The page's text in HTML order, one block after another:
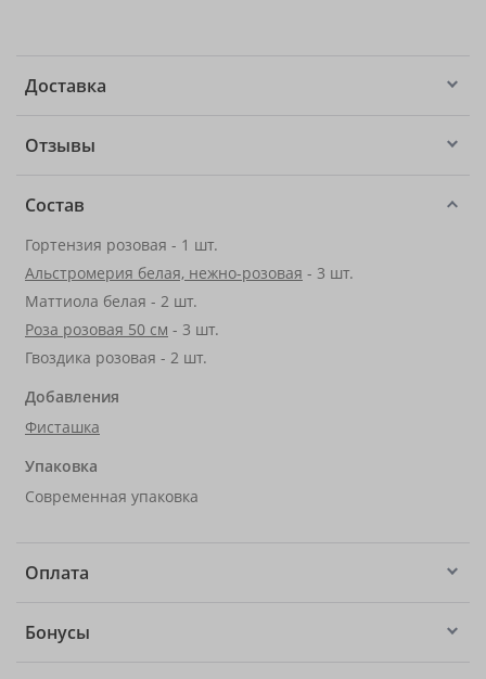
Доставка
Отзывы
Состав
Гортензия розовая - 1 шт.
Альстромерия белая, нежно-розовая - 3 шт.
Маттиола белая - 2 шт.
Роза розовая 50 см - 3 шт.
Гвоздика розовая - 2 шт.
Добавления
Фисташка
Упаковка
Современная упаковка
Оплата
Бонусы